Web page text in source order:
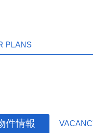
PLANS
件情報